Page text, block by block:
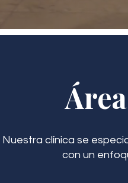
Nuestra clínica se
con un